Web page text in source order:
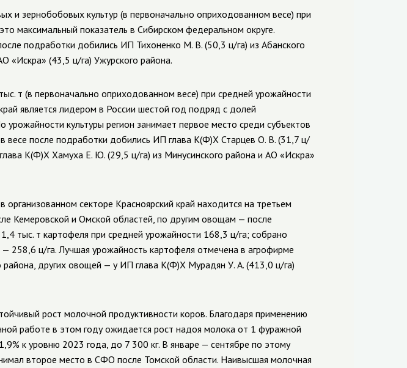
и зернобобовых культур (в первоначально оприходованном весе) при
максимальный показатель в Сибирском федеральном округе.
подработки добились ИП Тихоненко М. В. (50,3 ц/га) из Абанского
«Искра» (43,5 ц/га) Ужурского района.
т (в первоначально оприходованном весе) при средней урожайности
является лидером в России шестой год подряд с долей
культуры регион занимает первое место среди субъектов
весе после подработки добились ИП глава К(Ф)Х Старцев О. В. (31,7 ц/
К(Ф)Х Хамуха Е. Ю. (29,5 ц/га) из Минусинского района и АО «Искра»
секторе Красноярский край находится на третьем
Кемеровской и Омской областей, по другим овощам — после
тыс. т картофеля при средней урожайности 168,3 ц/га; собрано
258,6 ц/га. Лучшая урожайность картофеля отмечена в агрофирме
района, других овощей — у ИП глава К(Ф)Х Мурадян У. А. (413,0 ц/га)
рост молочной продуктивности коров. Благодаря применению
работе в этом году ожидается рост надоя молока от 1 фуражной
к уровню 2023 года, до 7 300 кг. В январе — сентябре по этому
второе место в СФО после Томской области. Наивысшая молочная